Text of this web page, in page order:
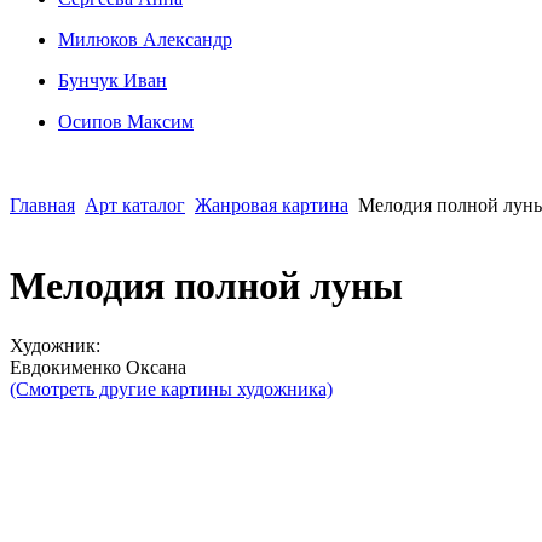
Милюков Александр
Бунчук Иван
Осипoв Максим
Главная Арт каталог Жанровая картина Мелодия полной
Мелодия полной луны
Художник:
Евдокименко Оксана
(Смотреть другие картины художника)